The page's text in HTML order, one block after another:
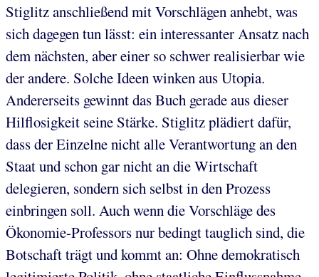
Stiglitz anschließend mit Vorschlägen anhebt, was
sich dagegen tun lässt: ein interessanter Ansatz nach
dem nächsten, aber einer so schwer realisierbar wie
der andere. Solche Ideen winken aus Utopia.
Andererseits gewinnt das Buch gerade aus dieser
Hilflosigkeit seine Stärke. Stiglitz plädiert dafür,
dass der Einzelne nicht alle Verantwortung an den
Staat und schon gar nicht an die Wirtschaft
delegieren, sondern sich selbst in den Prozess
einbringen soll. Auch wenn die Vorschläge des
Ökonomie-Professors nur bedingt tauglich sind, die
Botschaft trägt und kommt an: Ohne demokratisch